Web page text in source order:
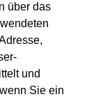
über das
und
Sie ein